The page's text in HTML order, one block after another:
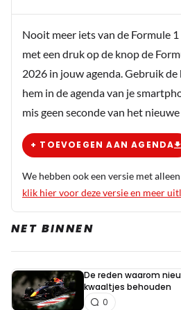
Nooit meer iets van de Formule
met een druk op de knop de
2026 in jouw agenda. Gebruik
hem in de agenda van je
mis geen seconde van het
+ TOEVOEGEN AAN AGENDA
We hebben ook een versie met
klik hier voor deze versie en meer
NET BINNEN
De reden waarom
kwaaltjes behouden
0